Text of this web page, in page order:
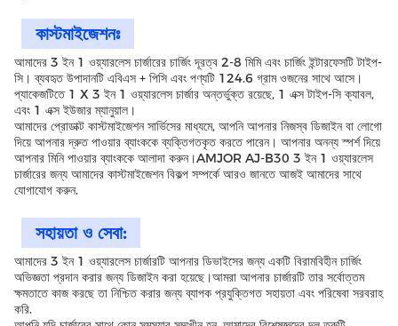
কাস্টমাইজেশনঃ
আমাদের 3 ইন 1 ওয়্যারলেস চার্জারের চার্জিং দূরত্ব 2-8 মিমি এবং চার্জিং ইন্টারফেসটি টাইপ-
সি। ব্যবহৃত উপাদানটি এবিএস + পিসি এবং পণ্যটি 124.6 গ্রাম ওজনের সাথে আসে।
প্যাকেজটিতে 1 X 3 ইন 1 ওয়্যারলেস চার্জার অন্তর্ভুক্ত রয়েছে, 1 এক্স টাইপ-সি ক্যাবল,
এবং 1 এক্স ইউজার ম্যানুয়াল।
আমাদের প্রোডাক্ট কাস্টমাইজেশন সার্ভিসের মাধ্যমে, আপনি আপনার নিজস্ব ডিজাইন বা লোগো
দিয়ে আপনার দ্রুত পাওয়ার ব্যাংককে ব্যক্তিগতকৃত করতে পারেন। আপনার অনন্য স্পর্শ দিয়ে
আপনার মিনি পাওয়ার ব্যাংককে আলাদা করুন।AMJOR AJ-B30 3 ইন 1 ওয়্যারলেস
চার্জারের জন্য আমাদের কাস্টমাইজেশন বিকল্প সম্পর্কে আরও জানতে আজই আমাদের সাথে
যোগাযোগ করুন.
সহায়তা ও সেবা:
আমাদের 3 ইন 1 ওয়্যারলেস চার্জারটি আপনার ডিভাইসের জন্য একটি বিরামবিহীন চার্জিং
অভিজ্ঞতা প্রদান করার জন্য ডিজাইন করা হয়েছে।আমরা আপনার চার্জারটি তার সর্বোত্তম
ক্ষমতাতে কাজ করছে তা নিশ্চিত করার জন্য ব্যাপক প্রযুক্তিগত সহায়তা এবং পরিষেবা সরবরাহ
করি.